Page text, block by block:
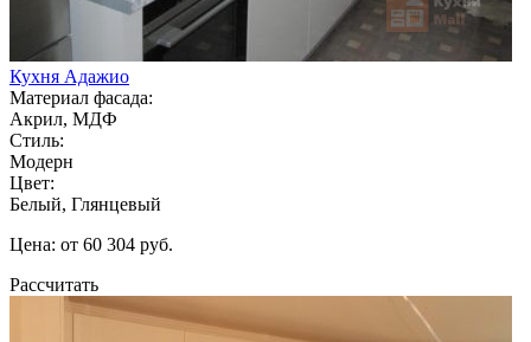
Кухня Адажио
Материал фасада:
Акрил, МДФ
Стиль:
Модерн
Цвет:
Белый, Глянцевый
Цена: от 60 304 руб.
Рассчитать